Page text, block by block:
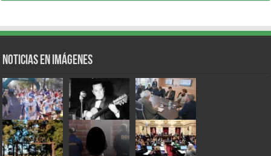
Noticias en Imágenes